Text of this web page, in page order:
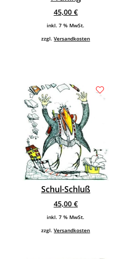
45,00 €
inkl. 7 % MwSt.
zzgl.Versandkosten
Schul-Schluß
45,00 €
inkl. 7 % MwSt.
zzgl.Versandkosten